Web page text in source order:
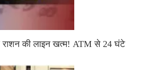
की लाइन खत्म! ATM से 24 घंटे